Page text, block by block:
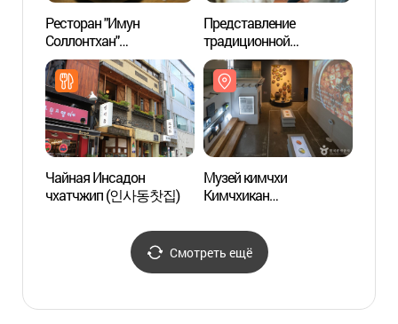
Ресторан "Имун
Соллонтхан"
(이문설농탕)
Представление
традиционной
корейской музыки кугак
Чинён (국악공연 진연)
Чайная Инсадон
чхатчжип (인사동찻집)
Музей кимчхи
Кимчхикан
Смотреть ещё